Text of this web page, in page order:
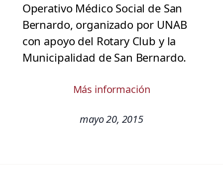
Operativo Médico Social de San
Bernardo, organizado por UNAB
con apoyo del Rotary Club y la
Municipalidad de San Bernardo.
Más información
mayo 20, 2015